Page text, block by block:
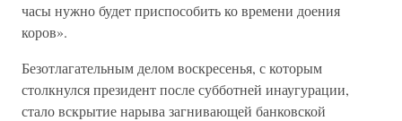
часы нужно будет приспособить ко времени доения
коров».
Безотлагательным делом воскресенья, с которым
столкнулся президент после субботней инаугурации,
стало вскрытие нарыва загнивающей банковской